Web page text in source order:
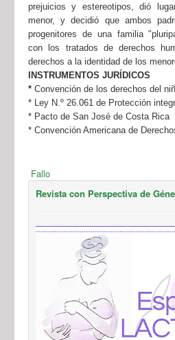
prejuicios y estereotipos, dió
menor, y decidió que ambos
progenitores de una familia
con los tratados de derechos
derechos a la identidad de los
INSTRUMENTOS JURÍDICOS
* Convención de los derechos del
* Ley N.º 26.061 de Protección
* Pacto de San José de Costa Rica
* Convención Americana de
Fallo
Revista con Perspectiva de